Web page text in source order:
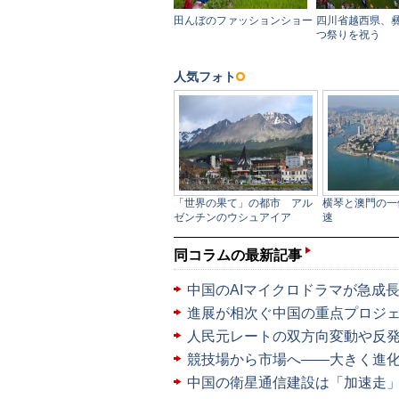
同コラムの最新記事
中国のAIマイクロドラマが急成
進展が相次ぐ中国の重点プロジ
人民元レートの双方向変動や
競技場から市場へ――大きく進
中国の衛星通信建設は「加速走